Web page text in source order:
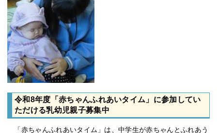
令和8年度「赤ちゃんふれあいタイム」に参加してい
ただける乳幼児親子募集中
「赤ちゃんふれあいタイム」は、中学生が赤ちゃんとふれあう